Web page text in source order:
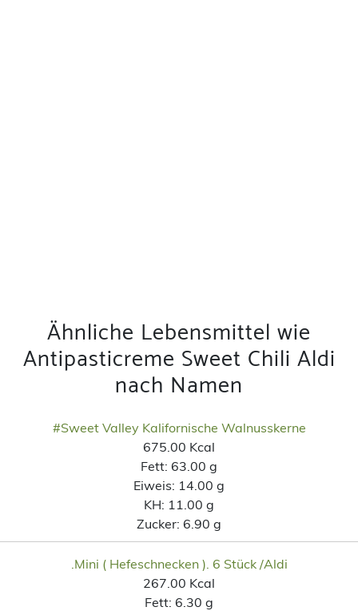
Ähnliche Lebensmittel wie
Antipasticreme Sweet Chili Aldi
nach Namen
#Sweet Valley Kalifornische Walnusskerne
675.00 Kcal
Fett: 63.00 g
Eiweis: 14.00 g
KH: 11.00 g
Zucker: 6.90 g
.Mini ( Hefeschnecken ). 6 Stück /Aldi
267.00 Kcal
Fett: 6.30 g